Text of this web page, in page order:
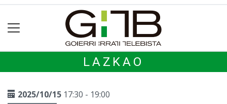
LAZKAO
2025/10/15 17:30 - 19:00